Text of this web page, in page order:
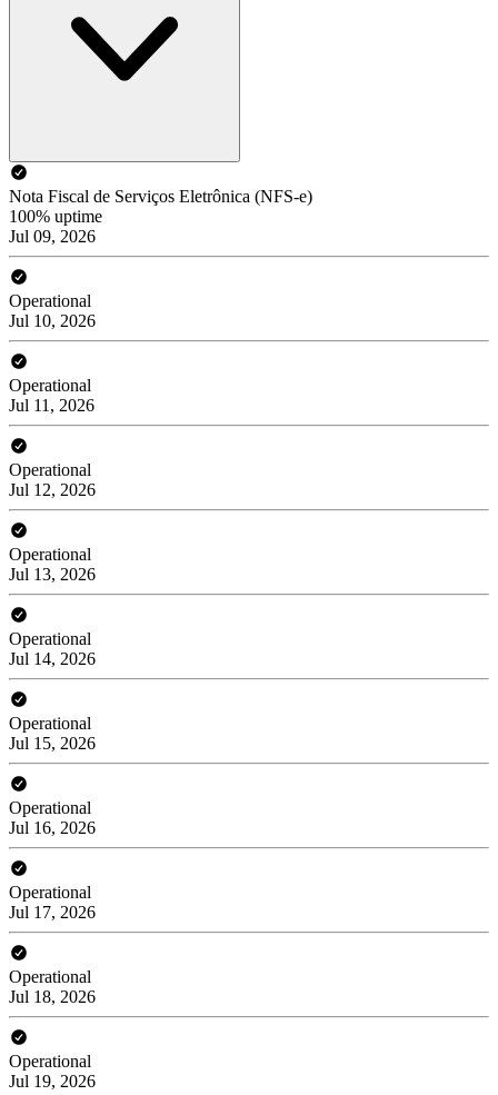
Nota Fiscal de Serviços Eletrônica (NFS-e)
100% uptime
Jul 09, 2026
Operational
Jul 10, 2026
Operational
Jul 11, 2026
Operational
Jul 12, 2026
Operational
Jul 13, 2026
Operational
Jul 14, 2026
Operational
Jul 15, 2026
Operational
Jul 16, 2026
Operational
Jul 17, 2026
Operational
Jul 18, 2026
Operational
Jul 19, 2026